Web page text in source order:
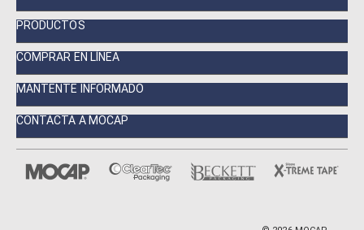
PRODUCTOS
COMPRAR EN LÍNEA
MANTENTE INFORMADO
CONTACTA A MOCAP